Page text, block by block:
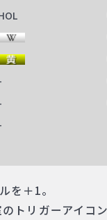
を＋1。
トリガーアイコ